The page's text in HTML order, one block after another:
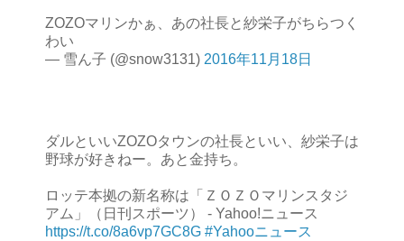
ZOZOマリンかぁ、あの社長と紗栄子がちらつく
わい
— 雪ん子 (@snow3131) 2016年11月18日
ダルといいZOZOタウンの社長といい、紗栄子は
野球が好きねー。あと金持ち。
ロッテ本拠の新名称は「ＺＯＺＯマリンスタジ
アム」（日刊スポーツ） - Yahoo!ニュース
https://t.co/8a6vp7GC8G #Yahooニュース